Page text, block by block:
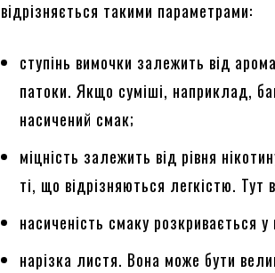
відрізняється такими параметрами:
ступінь вимочки залежить від
патоки. Якщо суміші, наприклад,
насичений смак;
міцність залежить від рівня
ті, що відрізняються легкістю.
насиченість смаку розкривається у
нарізка листя. Вона може бути